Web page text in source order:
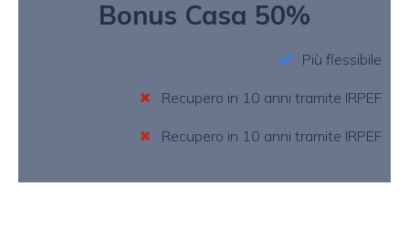
Bonus Casa 50%
Più flessibile
Recupero in 10 anni tramite IRPEF
Recupero in 10 anni tramite IRPEF